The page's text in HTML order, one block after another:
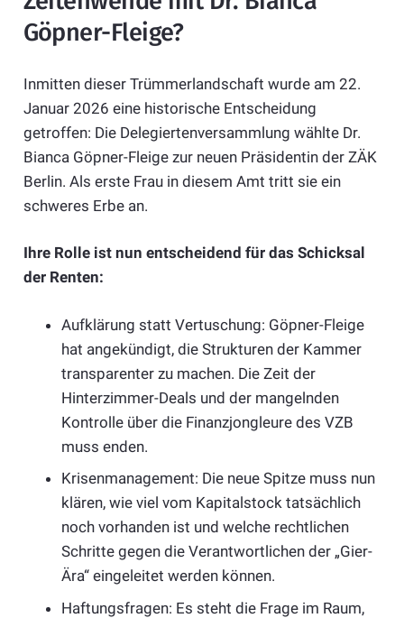
Göpner-Fleige?
Inmitten dieser Trümmerlandschaft wurde am 22.
Januar 2026 eine historische Entscheidung
getroffen: Die Delegiertenversammlung wählte Dr.
Bianca Göpner-Fleige zur neuen Präsidentin der ZÄK
Berlin. Als erste Frau in diesem Amt tritt sie ein
schweres Erbe an.
Ihre Rolle ist nun entscheidend für das Schicksal
der Renten:
Aufklärung statt Vertuschung: Göpner-Fleige
hat angekündigt, die Strukturen der Kammer
transparenter zu machen. Die Zeit der
Hinterzimmer-Deals und der mangelnden
Kontrolle über die Finanzjongleure des VZB
muss enden.
Krisenmanagement: Die neue Spitze muss nun
klären, wie viel vom Kapitalstock tatsächlich
noch vorhanden ist und welche rechtlichen
Schritte gegen die Verantwortlichen der „Gier-
Ära“ eingeleitet werden können.
Haftungsfragen: Es steht die Frage im Raum,